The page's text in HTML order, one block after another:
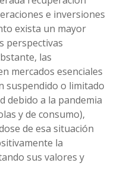
e inversiones
exista un mayor
perspectivas
las
mercados esenciales
suspendido o limitado
debido a la pandemia
y de consumo),
de esa situación
la
sus valores y